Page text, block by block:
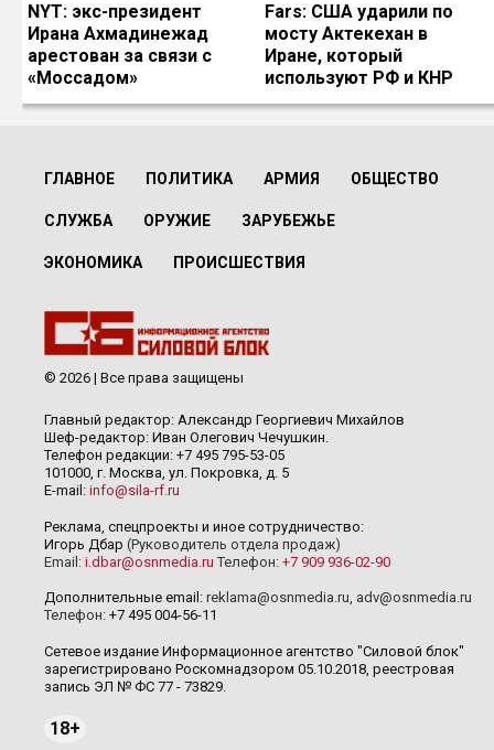
NYT: экс-президент
Ирана Ахмадинежад
арестован за связи с
«Моссадом»
Fars: США ударили по
мосту Актекехан в
Иране, который
используют РФ и КНР
ГЛАВНОЕ ПОЛИТИКА АРМИЯ ОБЩЕСТВО
СЛУЖБА ОРУЖИЕ ЗАРУБЕЖЬЕ
ЭКОНОМИКА ПРОИСШЕСТВИЯ
© 2026 | Все права защищены
Главный редактор: Александр Георгиевич Михайлов
Шеф-редактор: Иван Олегович Чечушкин.
Телефон редакции: +7 495 795-53-05
101000, г. Москва, ул. Покровка, д. 5
E-mail: info@sila-rf.ru
Реклама, спецпроекты и иное сотрудничество:
Игорь Дбар (Руководитель отдела продаж)
Email: i.dbar@osnmedia.ru Телефон: +7 909 936-02-90
Дополнительные email: reklama@osnmedia.ru, adv@osnmedia.ru
Телефон: +7 495 004-56-11
Сетевое издание Информационное агентство "Силовой блок"
зарегистрировано Роскомнадзором 05.10.2018, реестровая
запись ЭЛ № ФС 77 - 73829.
18+